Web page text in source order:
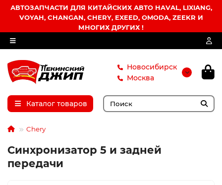
АВТОЗАПЧАСТИ ДЛЯ КИТАЙСКИХ АВТО HAVAL, LIXIANG,
VOYAH, CHANGAN, CHERY, EXEED, OMODA, ZEEKR И
МНОГИХ ДРУГИХ !
Новосибирск
Москва
Каталог товаров
Chery
Синхронизатор 5 и задней
передачи